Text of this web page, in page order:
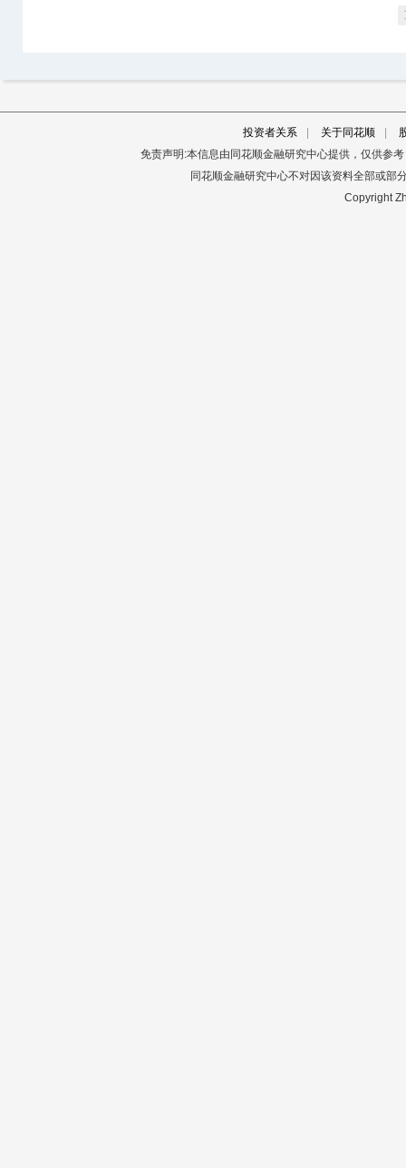
投资者关系 关于同花顺
免责声明:本信息由同花顺金融研究中心提供，仅供参
同花顺金融研究中心不对因该资料全部或部
Copyright